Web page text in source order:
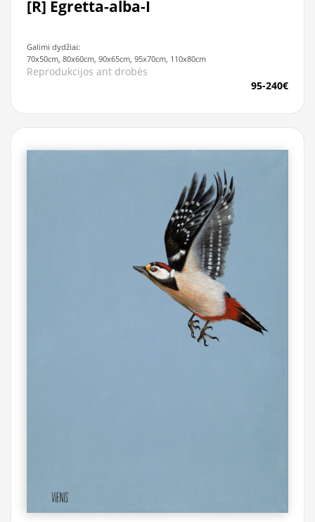
[R] Egretta-alba-I
Galimi dydžiai:
70x50cm, 80x60cm, 90x65cm, 95x70cm, 110x80cm
Reprodukcijos ant drobės
95-240€